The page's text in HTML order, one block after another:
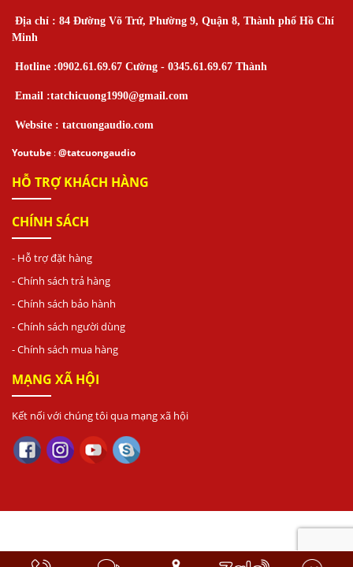
Địa chỉ : 84 Đường Võ Trứ, Phường 9, Quận 8, Thành phố Hồ Chí
Minh
Hotline :0902.61.69.67 Cường - 0345.61.69.67 Thành
Email :tatchicuong1990@gmail.com
Website : tatcuongaudio.com
Youtube :@tatcuongaudio
HỖ TRỢ KHÁCH HÀNG
CHÍNH SÁCH
- Hỗ trợ đặt hàng
- Chính sách trả hàng
- Chính sách bảo hành
- Chính sách người dùng
- Chính sách mua hàng
MẠNG XÃ HỘI
Kết nối với chúng tôi qua mạng xã hội